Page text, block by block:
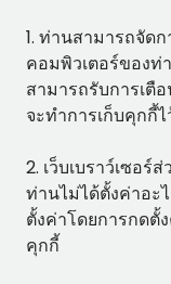
1. ท่านสามารถจัด
คอมพิวเตอร์ของท่
สามารถรับการเตื
จะทำการเก็บคุกกี้
2. เว็บเบราว์เซอ
ท่านไม่ได้ตั้งค่าอะ
ตั้งค่าโดยการกดตั้
คุกกี้